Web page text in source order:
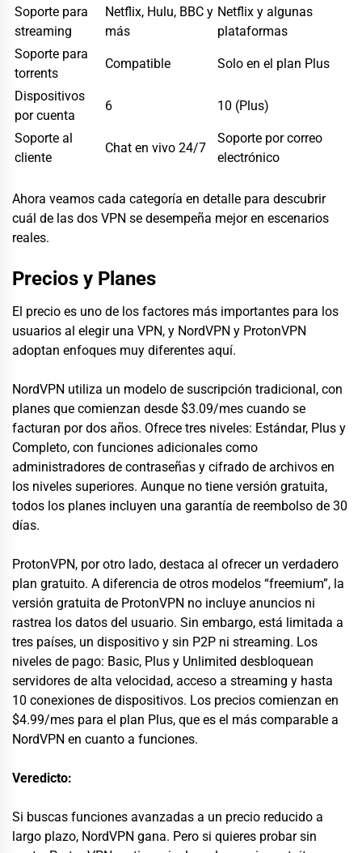
Soporte para
streaming
Netflix, Hulu, BBC y
más
Netflix y algunas
plataformas
Soporte para
torrents
Compatible Solo en el plan Plus
Dispositivos
por cuenta
6 10 (Plus)
Soporte al
cliente
Chat en vivo 24/7
Soporte por correo
electrónico
Ahora veamos cada categoría en detalle para descubrir
cuál de las dos VPN se desempeña mejor en escenarios
reales.
Precios y Planes
El precio es uno de los factores más importantes para los
usuarios al elegir una VPN, y NordVPN y ProtonVPN
adoptan enfoques muy diferentes aquí.
NordVPN utiliza un modelo de suscripción tradicional, con
planes que comienzan desde $3.09/mes cuando se
facturan por dos años. Ofrece tres niveles: Estándar, Plus y
Completo, con funciones adicionales como
administradores de contraseñas y cifrado de archivos en
los niveles superiores. Aunque no tiene versión gratuita,
todos los planes incluyen una garantía de reembolso de 30
días.
ProtonVPN, por otro lado, destaca al ofrecer un verdadero
plan gratuito. A diferencia de otros modelos “freemium”, la
versión gratuita de ProtonVPN no incluye anuncios ni
rastrea los datos del usuario. Sin embargo, está limitada a
tres países, un dispositivo y sin P2P ni streaming. Los
niveles de pago: Basic, Plus y Unlimited desbloquean
servidores de alta velocidad, acceso a streaming y hasta
10 conexiones de dispositivos. Los precios comienzan en
$4.99/mes para el plan Plus, que es el más comparable a
NordVPN en cuanto a funciones.
Veredicto:
Si buscas funciones avanzadas a un precio reducido a
largo plazo, NordVPN gana. Pero si quieres probar sin